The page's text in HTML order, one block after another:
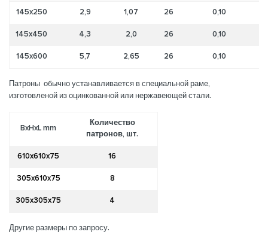
145x250 2,9 1,07 26 0,10
145x450 4,3 2,0 26 0,10
145x600 5,7 2,65 26 0,10
Патроны обычно устанавливается в специальной раме,
изготовленой из оцинкованной или нержавеющей стали.
BxHxL mm
Количество
патронов, шт.
610x610x75 16
305x610x75 8
305x305x75 4
Другие размеры по запросу.